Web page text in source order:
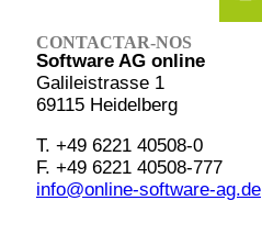
CONTACTAR-NOS
Software AG online
Galileistrasse 1
69115 Heidelberg
T. +49 6221 40508-0
F. +49 6221 40508-777
info@online-software-ag.de